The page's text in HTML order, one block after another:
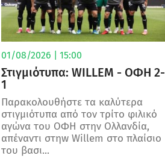
01/08/2026 | 15:00
Στιγμιότυπα: WILLEM - ΟΦΗ 2-
1
Παρακολουθήστε τα καλύτερα
στιγμιότυπα από τον τρίτο φιλικό
αγώνα του ΟΦΗ στην Ολλανδία,
απέναντι στηw Willem στο πλαίσιο
του βασι...